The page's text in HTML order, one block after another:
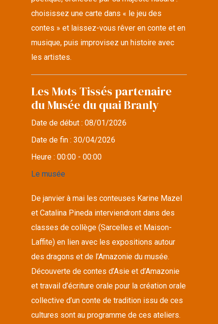
choisissez une carte dans « le jeu des
contes » et laissez-vous rêver en conte et en
musique, puis improvisez un histoire avec
les artistes.
Les Mots Tissés partenaire
du Musée du quai Branly
Date de début :08/01/2026
Date de fin :30/04/2026
Heure :00:00 - 00:00
Le musée
De janvier à mai les conteuses Karine Mazel
et Catalina Pineda interviendront dans des
classes de collège (Sarcelles et Maison-
Laffite) en lien avec les expositions autour
des dragons et de l’Amazonie du musée.
Découverte de contes d’Asie et d’Amazonie
et travail d’écriture orale pour la création orale
collective d’un conte de tradition issu de ces
cultures sont au programme de ces ateliers.